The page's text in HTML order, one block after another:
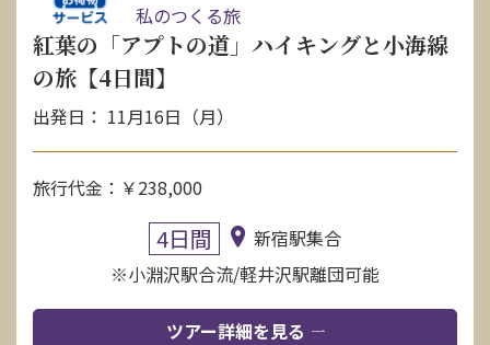
私のつくる旅
紅葉の「アプトの道」ハイキングと小海線
の旅【4日間】
出発日： 11月16日（月）
旅行代金：￥238,000
4日間
新宿駅集合
※小淵沢駅合流/軽井沢駅離団可能
ツアー詳細を見る